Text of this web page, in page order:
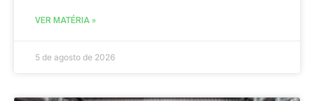
VER MATÉRIA »
5 de agosto de 2026